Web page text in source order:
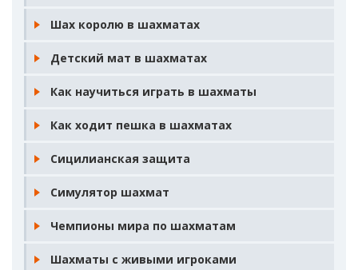
Шах королю в шахматах
Детский мат в шахматах
Как научиться играть в шахматы
Как ходит пешка в шахматах
Сицилианская защита
Симулятор шахмат
Чемпионы мира по шахматам
Шахматы с живыми игроками